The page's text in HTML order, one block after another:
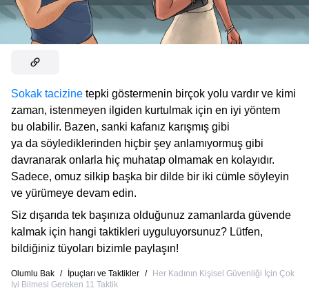
Sokak tacizine tepki göstermenin birçok yolu vardır ve kimi
zaman, istenmeyen ilgiden kurtulmak için en iyi yöntem
bu olabilir. Bazen, sanki kafanız karışmış gibi
ya da söylediklerinden hiçbir şey anlamıyormuş gibi
davranarak onlarla hiç muhatap olmamak en kolayıdır.
Sadece, omuz silkip başka bir dilde bir iki cümle söyleyin
ve yürümeye devam edin.
Siz dışarıda tek başınıza olduğunuz zamanlarda güvende
kalmak için hangi taktikleri uyguluyorsunuz? Lütfen,
bildiğiniz tüyoları bizimle paylaşın!
Olumlu Bak / İpuçları ve Taktikler /
Her Kadının Kişisel Güvenliği İçin Çok
İyi Bilmesi Gereken 11 Taktik